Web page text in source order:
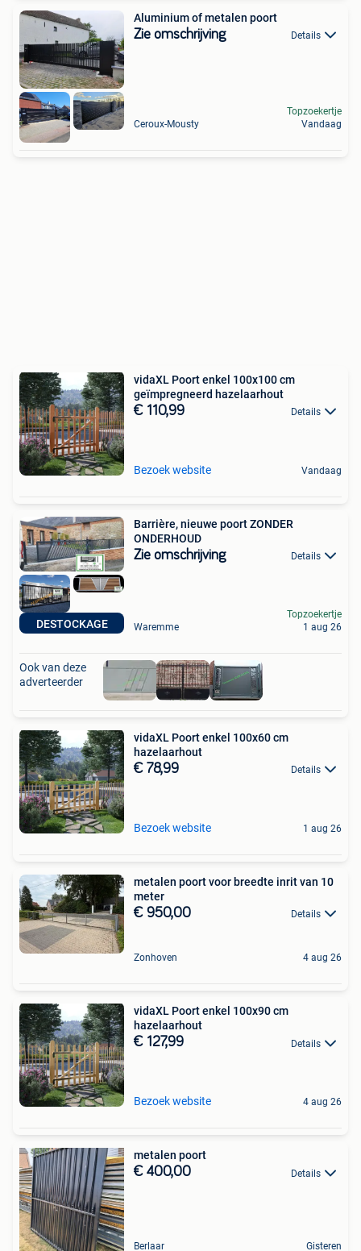
Aluminium of metalen poort
Zie omschrijving Details
Ceroux-Mousty
Topzoekertje
Vandaag
vidaXL Poort enkel 100x100 cm
geïmpregneerd hazelaarhout
€ 110,99 Details
Bezoek website Vandaag
DESTOCKAGE
Barrière, nieuwe poort ZONDER
ONDERHOUD
Zie omschrijving Details
Waremme
Topzoekertje
1 aug 26
Ook van deze
adverteerder
vidaXL Poort enkel 100x60 cm
hazelaarhout
€ 78,99 Details
Bezoek website 1 aug 26
metalen poort voor breedte inrit van 10
meter
€ 950,00 Details
Zonhoven 4 aug 26
vidaXL Poort enkel 100x90 cm
hazelaarhout
€ 127,99 Details
Bezoek website 4 aug 26
metalen poort
€ 400,00 Details
Berlaar Gisteren